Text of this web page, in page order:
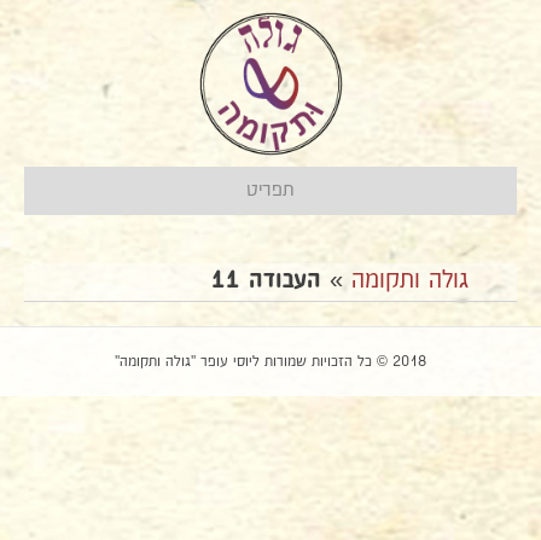
תפריט
גולה ותקומה » העבודה 11
2018 © כל הזכויות שמורות ליוסי עופר "גולה ותקומה"